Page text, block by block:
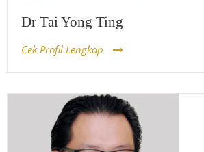
Dr Tai Yong Ting
Cek Profil Lengkap